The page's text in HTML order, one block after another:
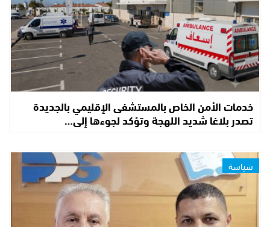
خدمات الأمن الخاص بالمستشفى الإقليمي بالجديدة
تصدر بلاغا شديد اللهجة وتؤكد لجوءها إلى…
سياسة